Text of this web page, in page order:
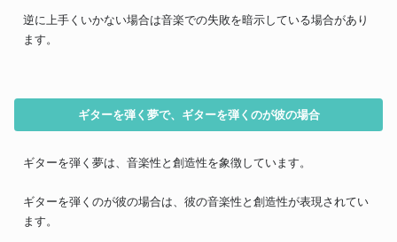
逆に上手くいかない場合は音楽での失敗を暗示している場合があり
ます。
ギターを弾く夢で、ギターを弾くのが彼の場合
ギターを弾く夢は、音楽性と創造性を象徴しています。
ギターを弾くのが彼の場合は、彼の音楽性と創造性が表現されてい
ます。